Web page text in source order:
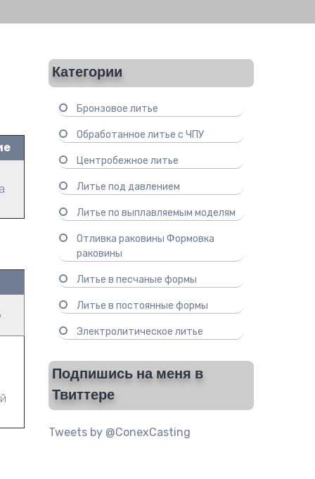
Категории
Бронзовое литье
Обработанное литье с ЧПУ
Центробежное литье
Литье под давлением
Литье по выплавляемым моделям
Отливка раковины Формовка
раковины
Литье в песчаные формы
Литье в постоянные формы
Электролитическое литье
Подпишись на меня в
Твиттере
Tweets by @ConexCasting